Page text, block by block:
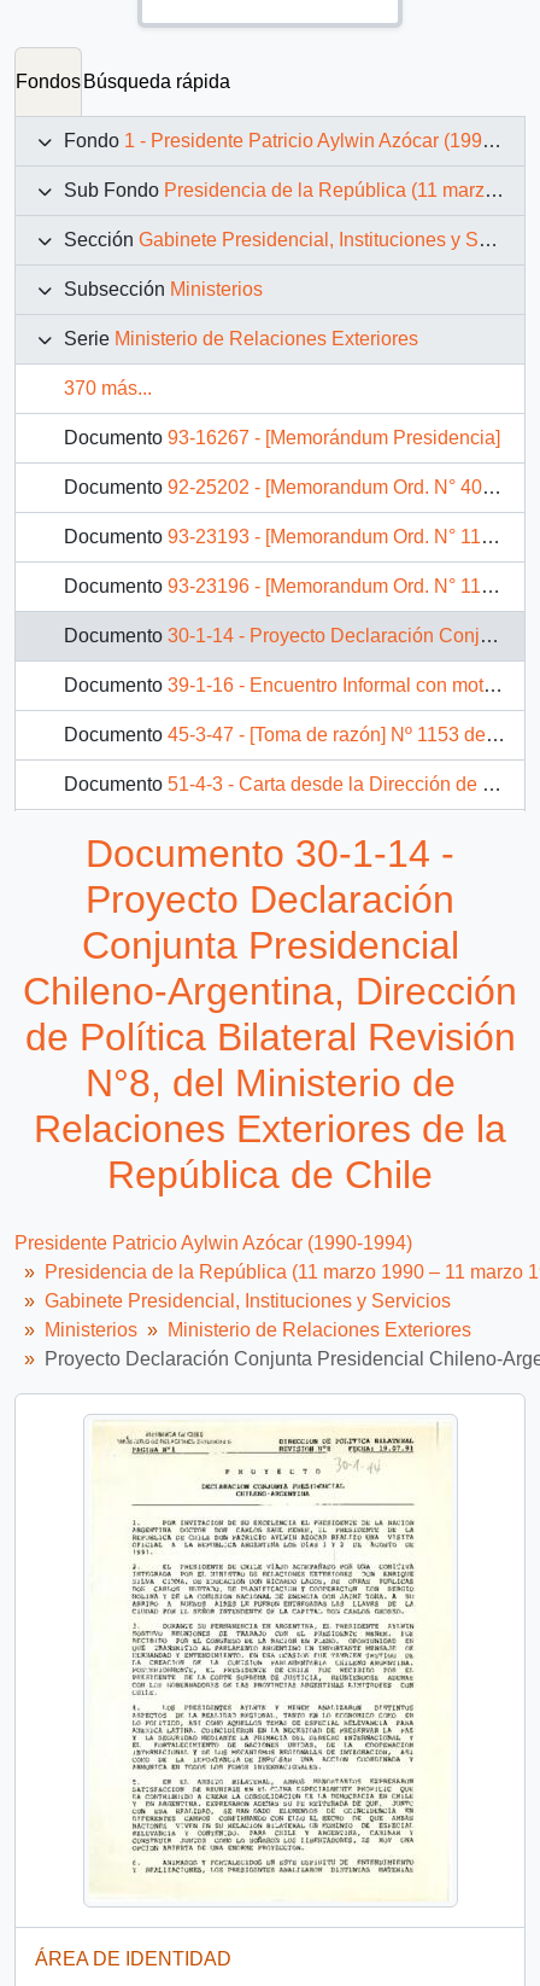
Fondos Búsqueda rápida
Fondo 1 - Presidente Patricio Aylwin Azócar (1990-1994)
Sub Fondo Presidencia de la República (11 marzo 1990 – 11 marzo 1994)
Sección Gabinete Presidencial, Instituciones y Servicios
Subsección Ministerios
Serie Ministerio de Relaciones Exteriores
370 más...
Documento 93-16267 - [Memorándum Presidencia]
Documento 92-25202 - [Memorandum Ord. N° 401: remite discursos]
Documento 93-23193 - [Memorandum Ord. N° 1168: remite documentos]
Documento 93-23196 - [Memorandum Ord. N° 1167: remite documentos]
Documento 30-1-14 - Proyecto Declaración Conjunta Presidencial Chileno-Argentina, Dirección de Política Bilateral Revisión N°8, del Ministerio de Relaciones Exteriores de la República de Chile
Documento 39-1-16 - Encuentro Informal con motivo de la Transmisión del Mando en Uruguay, entre el Presidente boliviano, señor Jaime Paz Zamora y el Presidente electo chileno, señor Patricio Aylwin Azócar
Documento 45-3-47 - [Toma de razón] Nº 1153 del Ministerio de Relaciones Exteriores
Documento 51-4-3 - Carta desde la Dirección de Protocolo del Ministerio de Relaciones Exteriores, del Director Subrogante, sr. A. Tapia S., dirigida al señor Carlos Bascuñán, Jefe de Gabinete de su Excelencia el Presidente de la República
8 más...
Documento 30-1-14 -
Proyecto Declaración
Conjunta Presidencial
Chileno-Argentina, Dirección
de Política Bilateral Revisión
N°8, del Ministerio de
Relaciones Exteriores de la
República de Chile
Presidente Patricio Aylwin Azócar (1990-1994)
Presidencia de la República (11 marzo 1990 – 11 marzo
Gabinete Presidencial, Instituciones y Servicios
Ministerios
Ministerio de Relaciones Exteriores
Proyecto Declaración Conjunta Presidencial Chileno-
ÁREA DE IDENTIDAD